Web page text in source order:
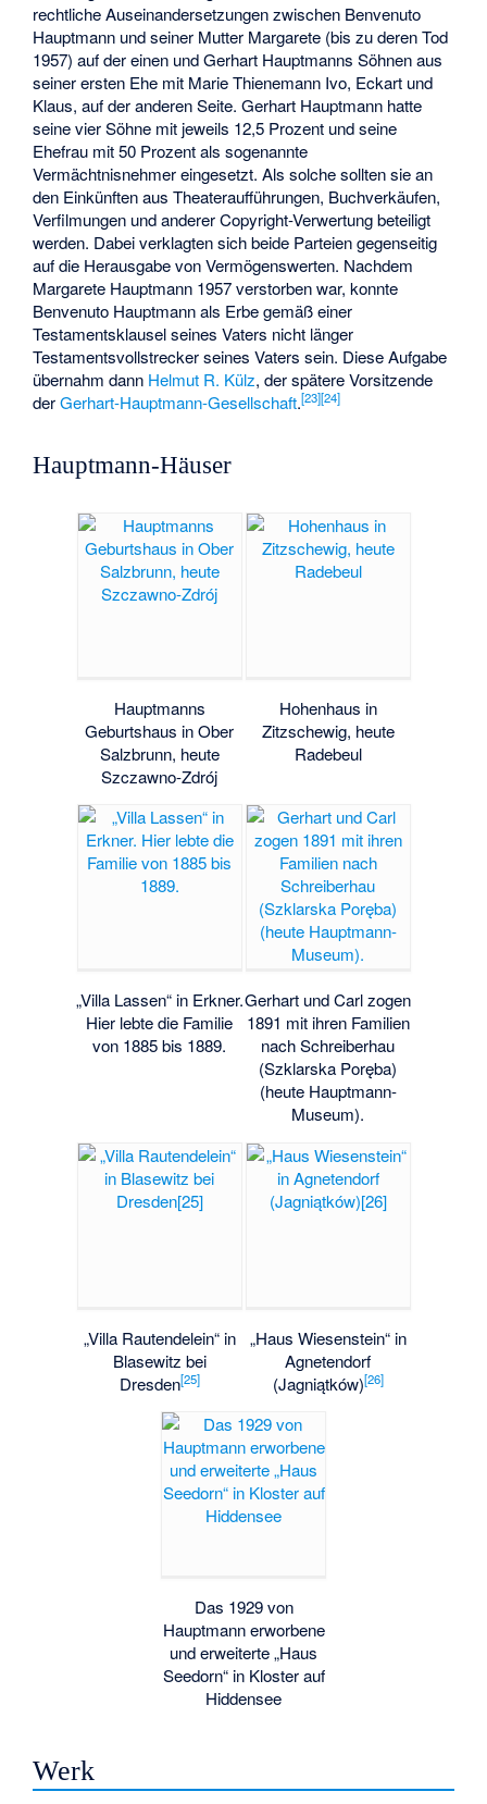
rechtliche Auseinandersetzungen zwischen Benvenuto
Hauptmann und seiner Mutter Margarete (bis zu deren Tod
1957) auf der einen und Gerhart Hauptmanns Söhnen aus
seiner ersten Ehe mit Marie Thienemann Ivo, Eckart und
Klaus, auf der anderen Seite. Gerhart Hauptmann hatte
seine vier Söhne mit jeweils 12,5 Prozent und seine
Ehefrau mit 50 Prozent als sogenannte
Vermächtnisnehmer eingesetzt. Als solche sollten sie an
den Einkünften aus Theateraufführungen, Buchverkäufen,
Verfilmungen und anderer Copyright-Verwertung beteiligt
werden. Dabei verklagten sich beide Parteien gegenseitig
auf die Herausgabe von Vermögenswerten. Nachdem
Margarete Hauptmann 1957 verstorben war, konnte
Benvenuto Hauptmann als Erbe gemäß einer
Testamentsklausel seines Vaters nicht länger
Testamentsvollstrecker seines Vaters sein. Diese Aufgabe
übernahm dann Helmut R. Külz, der spätere Vorsitzende
derGerhart-Hauptmann-Gesellschaft.[23][24]
Hauptmann-Häuser
Hauptmanns
Geburtshaus in Ober
Salzbrunn, heute
Szczawno-Zdrój
Hohenhaus in
Zitzschewig, heute
Radebeul
„Villa Lassen“ in Erkner.
Hier lebte die Familie
von 1885 bis 1889.
Gerhart und Carl zogen
1891 mit ihren Familien
nach Schreiberhau
(Szklarska Poręba)
(heute Hauptmann-
Museum).
„Villa Rautendelein“ in
Blasewitz bei
Dresden[25]
„Haus Wiesenstein“ in
Agnetendorf
(Jagniątków)[26]
Das 1929 von
Hauptmann erworbene
und erweiterte „Haus
Seedorn“ in Kloster auf
Hiddensee
Werk